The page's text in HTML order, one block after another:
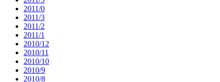
2011/0
2011/3
2011/2
2011/1
2010/12
2010/11
2010/10
2010/9
2010/8